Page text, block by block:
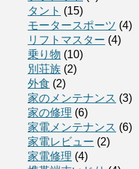
タント (15)
モータースポーツ (4)
リフトマスター (4)
乗り物 (10)
別荘族 (2)
外食 (2)
家のメンテナンス (3)
家の修理 (6)
家電メンテナンス (6)
家電レビュー (2)
家電修理 (4)